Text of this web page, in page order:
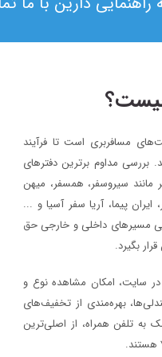
مسافربری است تا فرآیند
بررسی مداوم برترین دفترهای
مانند سیروسفر، همسفر، میهن‌
ایران پیما، آریا سفر آسیا و ...
مسیرهای داخلی و خارجی حق
بگیرد.
سایت، امکان مشاهده نوع و
بهره‌مندی از تخفیف‌های
به تلفن همراه، از اصلی‌ترین